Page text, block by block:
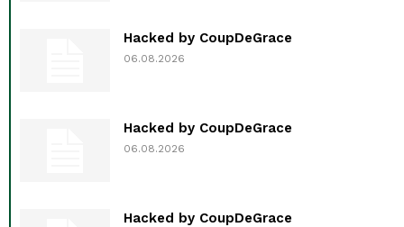
Hacked by CoupDeGrace
06.08.2026
Hacked by CoupDeGrace
06.08.2026
Hacked by CoupDeGrace